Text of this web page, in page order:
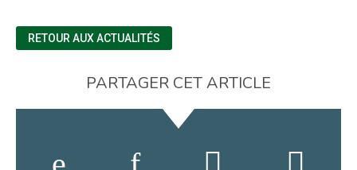
RETOUR AUX ACTUALITÉS
PARTAGER CET ARTICLE